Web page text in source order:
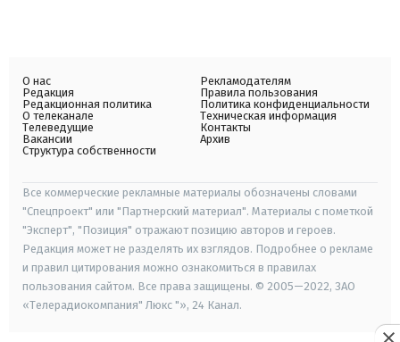
О нас
Редакция
Редакционная политика
О телеканале
Телеведущие
Вакансии
Структура собственности
Рекламодателям
Правила пользования
Политика конфиденциальности
Техническая информация
Контакты
Архив
Все коммерческие рекламные материалы обозначены словами
"Спецпроект" или "Партнерский материал". Материалы с пометкой
"Эксперт", "Позиция" отражают позицию авторов и героев.
Редакция может не разделять их взглядов. Подробнее о рекламе
и правил цитирования можно ознакомиться в правилах
пользования сайтом. Все права защищены. © 2005—2022, ЗАО
«Телерадиокомпания" Люкс "», 24 Канал.